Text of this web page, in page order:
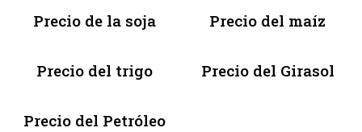
Precio de la soja Precio del maíz
Precio del trigo Precio del Girasol
Precio del Petróleo